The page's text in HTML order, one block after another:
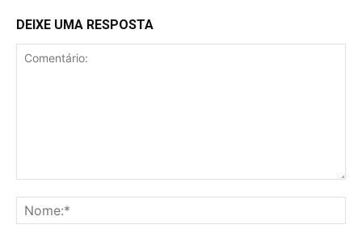
DEIXE UMA RESPOSTA